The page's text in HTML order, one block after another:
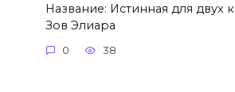
Название: Истинная для двух
Зов Элиара
0 38